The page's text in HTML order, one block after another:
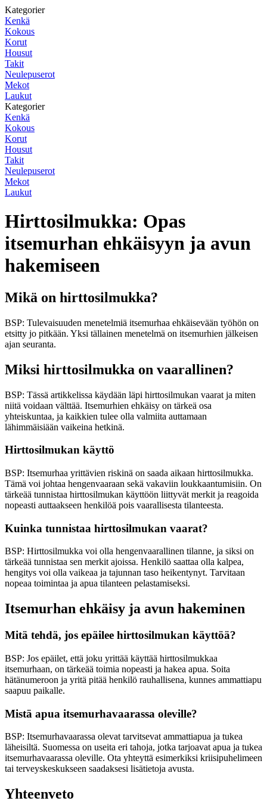
Kategorier
Kenkä
Kokous
Korut
Housut
Takit
Neulepuserot
Mekot
Laukut
Kategorier
Kenkä
Kokous
Korut
Housut
Takit
Neulepuserot
Mekot
Laukut
Hirttosilmukka: Opas
itsemurhan ehkäisyyn ja avun
hakemiseen
Mikä on hirttosilmukka?
BSP: Tulevaisuuden menetelmiä itsemurhaa ehkäisevään työhön on
etsitty jo pitkään. Yksi tällainen menetelmä on itsemurhien jälkeisen
ajan seuranta.
Miksi hirttosilmukka on vaarallinen?
BSP: Tässä artikkelissa käydään läpi hirttosilmukan vaarat ja miten
niitä voidaan välttää. Itsemurhien ehkäisy on tärkeä osa
yhteiskuntaa, ja kaikkien tulee olla valmiita auttamaan
lähimmäisiään vaikeina hetkinä.
Hirttosilmukan käyttö
BSP: Itsemurhaa yrittävien riskinä on saada aikaan hirttosilmukka.
Tämä voi johtaa hengenvaaraan sekä vakaviin loukkaantumisiin. On
tärkeää tunnistaa hirttosilmukan käyttöön liittyvät merkit ja reagoida
nopeasti auttaakseen henkilöä pois vaarallisesta tilanteesta.
Kuinka tunnistaa hirttosilmukan vaarat?
BSP: Hirttosilmukka voi olla hengenvaarallinen tilanne, ja siksi on
tärkeää tunnistaa sen merkit ajoissa. Henkilö saattaa olla kalpea,
hengitys voi olla vaikeaa ja tajunnan taso heikentynyt. Tarvitaan
nopeaa toimintaa ja apua tilanteen pelastamiseksi.
Itsemurhan ehkäisy ja avun hakeminen
Mitä tehdä, jos epäilee hirttosilmukan käyttöä?
BSP: Jos epäilet, että joku yrittää käyttää hirttosilmukkaa
itsemurhaan, on tärkeää toimia nopeasti ja hakea apua. Soita
hätänumeroon ja yritä pitää henkilö rauhallisena, kunnes ammattiapu
saapuu paikalle.
Mistä apua itsemurhavaarassa oleville?
BSP: Itsemurhavaarassa olevat tarvitsevat ammattiapua ja tukea
läheisiltä. Suomessa on useita eri tahoja, jotka tarjoavat apua ja tukea
itsemurhavaarassa oleville. Ota yhteyttä esimerkiksi kriisipuhelimeen
tai terveyskeskukseen saadaksesi lisätietoja avusta.
Yhteenveto